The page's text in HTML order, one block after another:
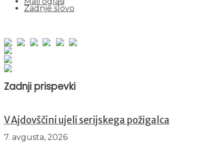
Zadnje slovo
Zadnji prispevki
V Ajdovščini ujeli serijskega požigalca
7. avgusta, 2026